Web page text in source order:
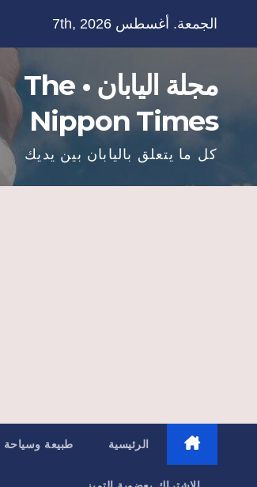
الجمعة. أغسطس 7th, 2026
مجلة اليابان • The
Nippon Times
كل ما يتعلق باليابان بين يديك
الرئيسية طبيعة وسياحة